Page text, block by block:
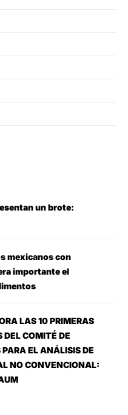
un brote:
mexicanos con
importante el
LAS 10 PRIMERAS
DEL COMITÉ DE
EL ANÁLISIS DE
NO CONVENCIONAL: